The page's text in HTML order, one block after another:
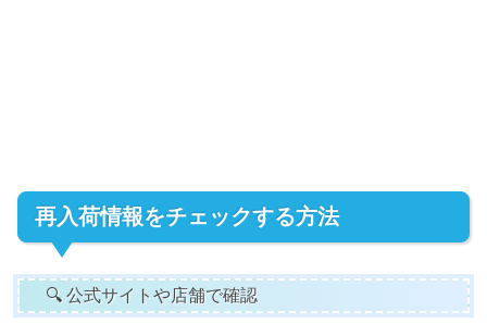
再入荷情報をチェックする方法
🔍 公式サイトや店舗で確認